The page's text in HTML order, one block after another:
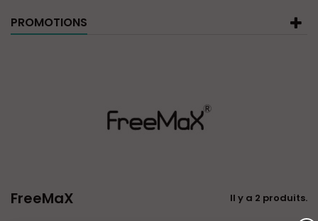
PROMOTIONS
FreeMaX Il y a 2 produits.